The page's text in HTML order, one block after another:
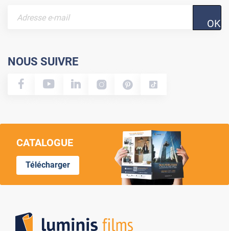
OK
NOUS SUIVRE
CATALOGUE
Télécharger